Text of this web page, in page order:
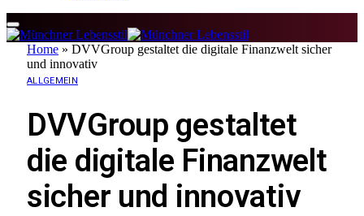
Home » DVVGroup gestaltet die digitale Finanzwelt sicher
und innovativ
ALLGEMEIN
DVVGroup gestaltet
die digitale Finanzwelt
sicher und innovativ